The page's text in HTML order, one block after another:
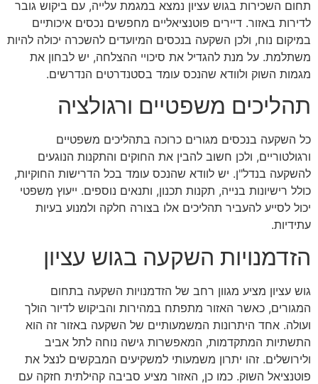
תחום השכירות בגוש עציון נמצא במגמת עלייה, עם ביקוש גובר
לדירות באזור. דיירים פוטנציאליים מחפשים נכסים איכותיים
במיקום נוח, ולכן השקעה בנכסים המיועדים להשכרה יכולה להיות
משתלמת. על מנת להגדיל את סיכויי ההצלחה, יש לבחון את
מגמות השוק ולוודא שהנכס עומד בסטנדרטים הנדרשים.
תהליכים משפטיים ורגולציה
כל השקעה בנכסים מגורים כרוכה בתהליכים משפטיים
ורגולטוריים, ולכן חשוב להבין את החוקים והתקנות הנוגעים
להשקעה בנדל"ן. יש לוודא שהנכס עומד בכל הדרישות החוקיות,
כולל רישיונות בנייה, תקנות תכנון, ותנאים נוספים. ייעוץ משפטי
יכול לסייע להעביר תהליכים אלו בצורה חלקה ולמנוע בעיות
עתידיות.
הזדמנויות השקעה בגוש עציון
גוש עציון מציע מגוון רחב של הזדמנויות השקעה בתחום
המגורים, כאשר האזור מתפתח במהירות והביקוש לדיור הולך
ועולה. אחד היתרונות המשמעותיים של השקעה באזור זה הוא
התשתיות המתקדמות, המאפשרות גישה נוחה לתל אביב
ולירושלים. זהו יתרון משמעותי למשקיעים המבקשים לנצל את
פוטנציאל השוק. כמו כן, האזור מציע סביבה קהילתית חזקה עם